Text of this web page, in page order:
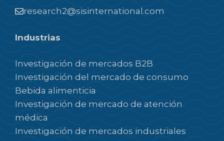
research2@sisinternational.com
Industrias
Investigación de mercados B2B
Investigación del mercado de consumo
Bebida alimenticia
Investigación de mercado de atención
médica
Investigación de mercados industriales